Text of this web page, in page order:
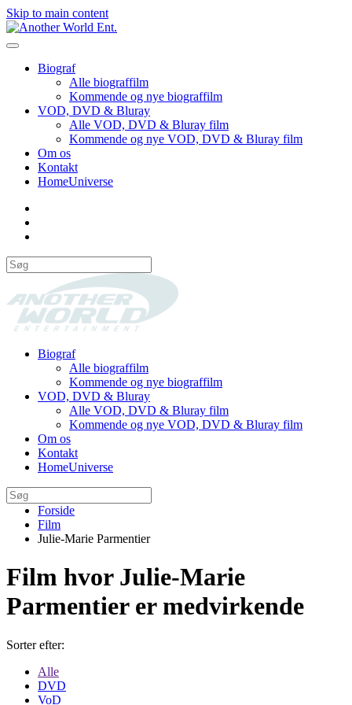
Skip to main content
Biograf
Alle biograffilm
Kommende og nye biograffilm
VOD, DVD & Bluray
Alle VOD, DVD & Bluray film
Kommende og nye VOD, DVD & Bluray film
Om os
Kontakt
HomeUniverse
Biograf
Alle biograffilm
Kommende og nye biograffilm
VOD, DVD & Bluray
Alle VOD, DVD & Bluray film
Kommende og nye VOD, DVD & Bluray film
Om os
Kontakt
HomeUniverse
Forside
Film
Julie-Marie Parmentier
Film hvor Julie-Marie
Parmentier er medvirkende
Sorter efter:
Alle
DVD
VoD